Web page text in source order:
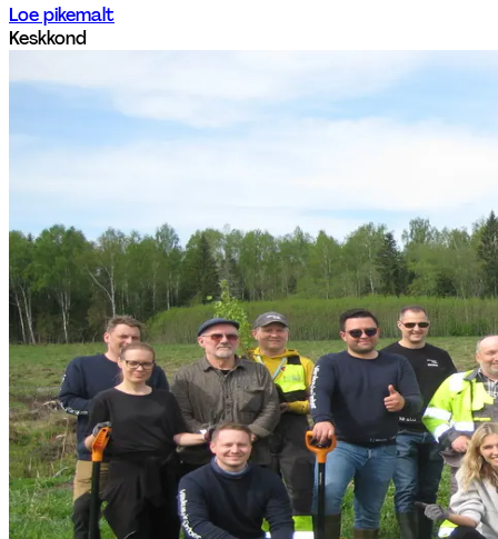
Loe pikemalt
Keskkond